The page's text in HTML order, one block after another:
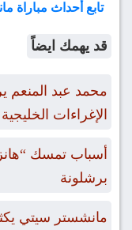
تابع أحداث مباراة
قد يهمك ايضاً
محمد عبد المنعم
الإغراءات الخليجية
أسباب تمسك
برشلونة
مانشستر سيتي